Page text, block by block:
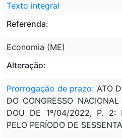
Texto integral
Referenda:
Economia (ME)
Alteração:
Prorrogação de prazo: ATO
DO CONGRESSO
DOU DE 1º/04/2022, P. 2:
PELO PERÍODO DE